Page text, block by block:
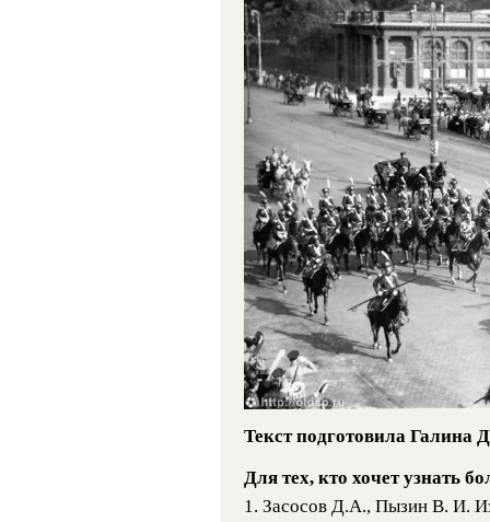
Текст подготовила Галина
Для тех, кто хочет узнать
1. Засосов Д.А., Пызин В. И.